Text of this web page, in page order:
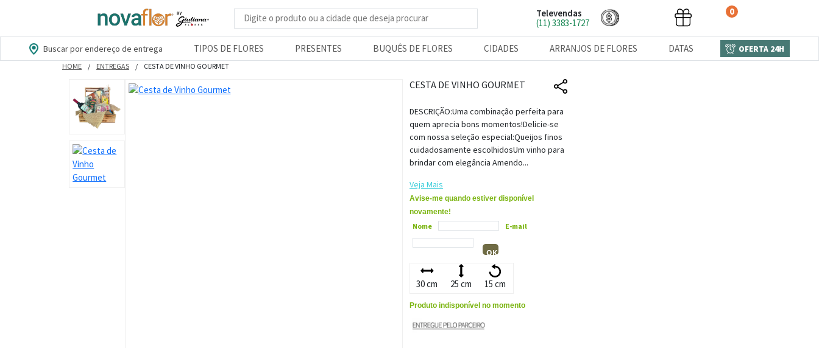
Busca de produtos
Televendas
(11) 3383-1727
0
Buscar por endereço de entrega TIPOS DE FLORES PRESENTES BUQUÊS DE FLORES CIDADES ARRANJOS DE FLORES DATAS OFERTA 24H
HOME ENTREGAS CESTA DE VINHO GOURMET
CESTA DE VINHO GOURMET
DESCRIÇÃO:Uma combinação perfeita para
quem aprecia bons momentos!Delicie-se
com nossa seleção especial:Queijos finos
cuidadosamente escolhidosUm vinho para
brindar com elegância Amendo...
Veja Mais
Avise-me quando estiver disponível
novamente!
Nome E-mail
OK
30 cm 25 cm 15 cm
Produto indisponível no momento